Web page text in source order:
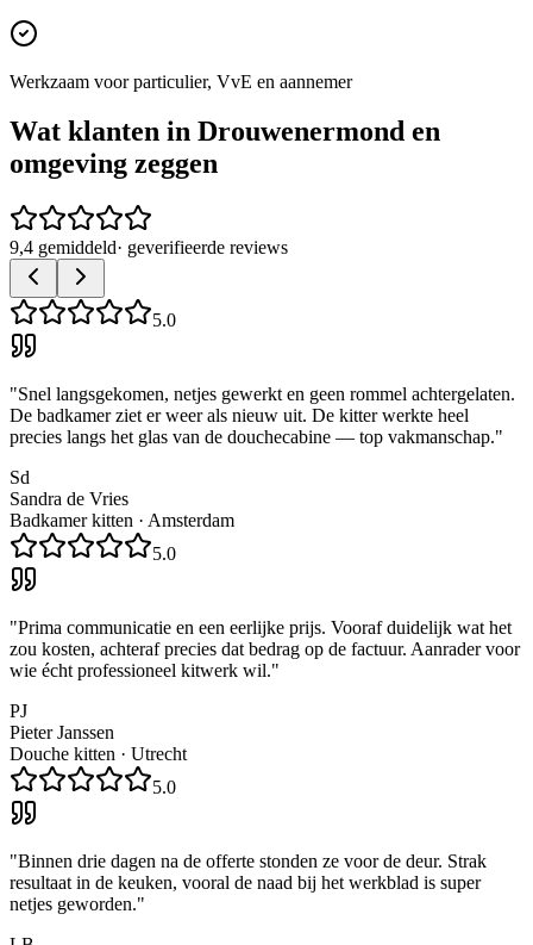
Werkzaam voor particulier, VvE en aannemer
Wat klanten in Drouwenermond en
omgeving zeggen
9,4 gemiddeld· geverifieerde reviews
5.0
"Snel langsgekomen, netjes gewerkt en geen rommel achtergelaten.
De badkamer ziet er weer als nieuw uit. De kitter werkte heel
precies langs het glas van de douchecabine — top vakmanschap."
Sd
Sandra de Vries
Badkamer kitten · Amsterdam
5.0
"Prima communicatie en een eerlijke prijs. Vooraf duidelijk wat het
zou kosten, achteraf precies dat bedrag op de factuur. Aanrader voor
wie écht professioneel kitwerk wil."
PJ
Pieter Janssen
Douche kitten · Utrecht
5.0
"Binnen drie dagen na de offerte stonden ze voor de deur. Strak
resultaat in de keuken, vooral de naad bij het werkblad is super
netjes geworden."